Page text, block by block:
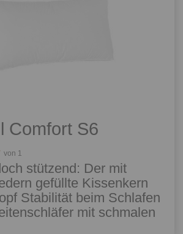
Comfort S6
von 1
stützend: Der mit
gefüllte Kissenkern
Stabilität beim Schlafen
mit schmalen